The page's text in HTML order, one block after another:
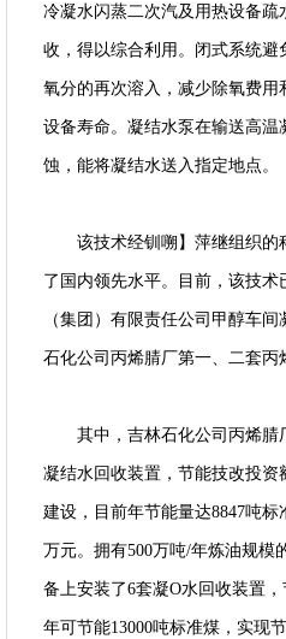
冷凝水闪蒸二次汽及用热设备疏
收，得以综合利用。闭式系统避
氧分的再次溶入，减少除氧费用
设备寿命。凝结水泵在输送高温
蚀，能将凝结水送入指定地点。
该技术经钏嗍】萍继组织的
了国内领先水平。目前，该技
（集团）有限责任公司甲醇车
石化公司丙烯腈厂第一、二套丙
其中，吉林石化公司丙烯腈
凝结水回收装置，节能技改投资
建设，目前年节能量达8847吨
万元。拥有500万吨/年炼油规模
备上安装了6套凝O水回收装置，
年可节能13000吨标准煤，实现